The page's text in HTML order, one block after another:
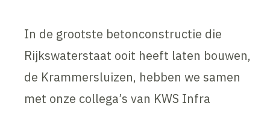
In de grootste betonconstructie die
Rijkswaterstaat ooit heeft laten bouwen,
de Krammersluizen, hebben we samen
met onze collega’s van KWS Infra